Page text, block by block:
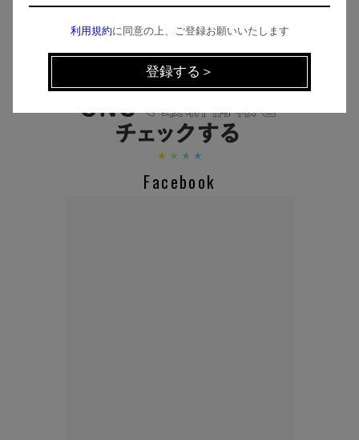
CHECK THE NEWS ON SNS
Facebook
利用規約に同意の上、ご登録お願いいたします